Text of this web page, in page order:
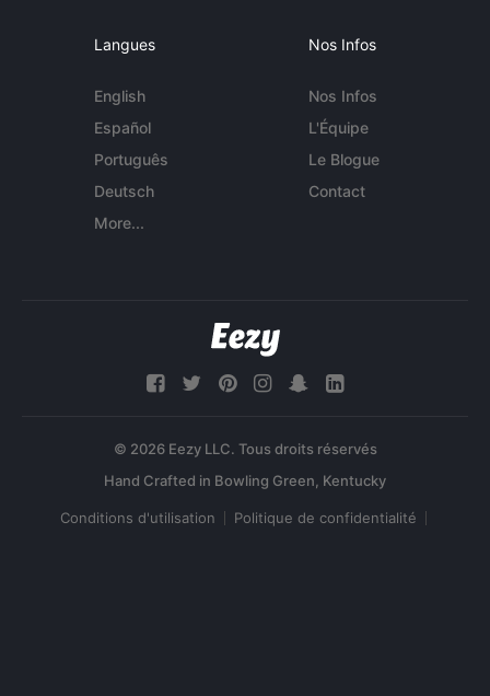
Langues
English
Español
Português
Deutsch
More...
Nos Infos
Nos Infos
L'Équipe
Le Blogue
Contact
© 2026 Eezy LLC. Tous droits réservés
Conditions d'utilisation Politique de confidentialité